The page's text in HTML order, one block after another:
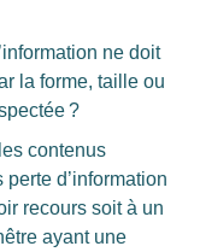
ne doit
la forme, taille ou
?
contenus
d’information
recours soit à un
ayant une